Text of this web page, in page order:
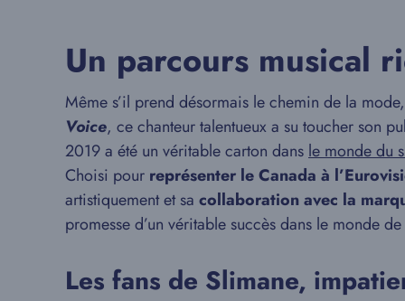
Un parcours musical
Même s’il prend désormais le chemin de la
Voice, ce chanteur talentueux a su toucher son
2019 a été un véritable carton dans le monde du
Choisi pour représenter le Canada à
artistiquement et sa collaboration avec la
promesse d’un véritable succès dans le monde
Les fans de Slimane,